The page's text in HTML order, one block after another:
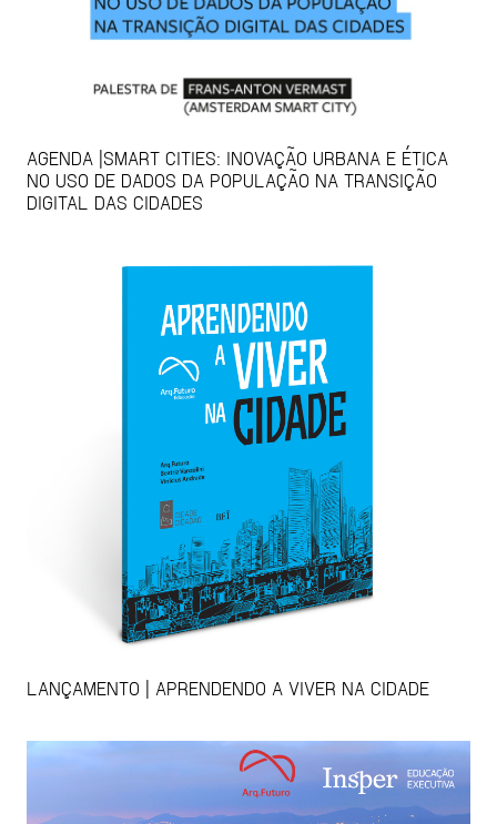
AGENDA |SMART CITIES: INOVAÇÃO URBANA E ÉTICA
NO USO DE DADOS DA POPULAÇÃO NA TRANSIÇÃO
DIGITAL DAS CIDADES
LANÇAMENTO | APRENDENDO A VIVER NA CIDADE